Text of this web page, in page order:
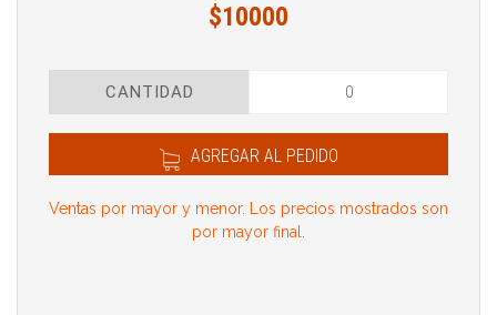
$10000
CANTIDAD
AGREGAR AL PEDIDO
Ventas por mayor y menor. Los precios mostrados son
por mayor final.